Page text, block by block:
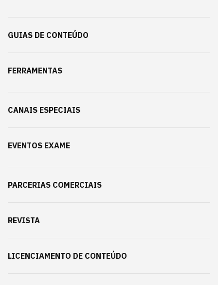
GUIAS DE CONTEÚDO
FERRAMENTAS
CANAIS ESPECIAIS
EVENTOS EXAME
PARCERIAS COMERCIAIS
REVISTA
LICENCIAMENTO DE CONTEÚDO